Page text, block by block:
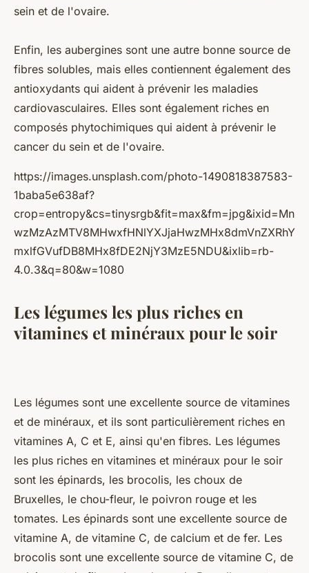
sein et de l'ovaire.
Enfin, les aubergines sont une autre bonne source de
fibres solubles, mais elles contiennent également des
antioxydants qui aident à prévenir les maladies
cardiovasculaires. Elles sont également riches en
composés phytochimiques qui aident à prévenir le
cancer du sein et de l'ovaire.
https://images.unsplash.com/photo-1490818387583-
1baba5e638af?
crop=entropy&cs=tinysrgb&fit=max&fm=jpg&ixid=Mn
wzMzAzMTV8MHwxfHNlYXJjaHwzMHx8dmVnZXRhY
mxlfGVufDB8MHx8fDE2NjY3MzE5NDU&ixlib=rb-
4.0.3&q=80&w=1080
Les légumes les plus riches en
vitamines et minéraux pour le soir
Les légumes sont une excellente source de vitamines
et de minéraux, et ils sont particulièrement riches en
vitamines A, C et E, ainsi qu'en fibres. Les légumes
les plus riches en vitamines et minéraux pour le soir
sont les épinards, les brocolis, les choux de
Bruxelles, le chou-fleur, le poivron rouge et les
tomates. Les épinards sont une excellente source de
vitamine A, de vitamine C, de calcium et de fer. Les
brocolis sont une excellente source de vitamine C, de